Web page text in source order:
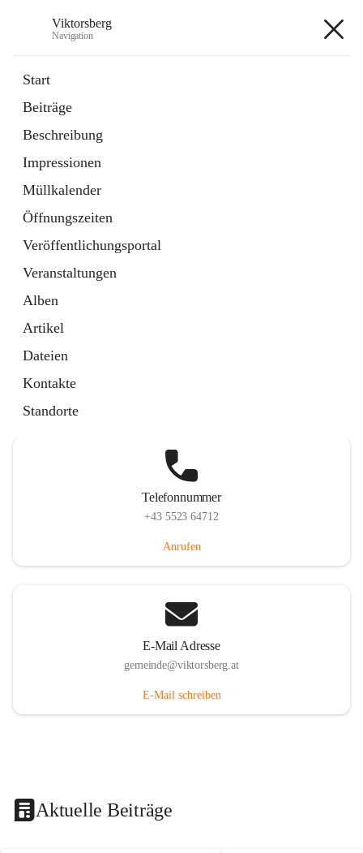
Viktorsberg
Navigation
Start
Beiträge
Beschreibung
Impressionen
Müllkalender
Öffnungszeiten
Veröffentlichungsportal
Veranstaltungen
Alben
Artikel
Dateien
Kontakte
Standorte
1 Schnellzugriff
Bürgerservice
10 Schnellzugriffe
Telefonnummer
+43 5523 64712
Anrufen
E-Mail Adresse
gemeinde@viktorsberg.at
E-Mail schreiben
Aktuelle Beiträge